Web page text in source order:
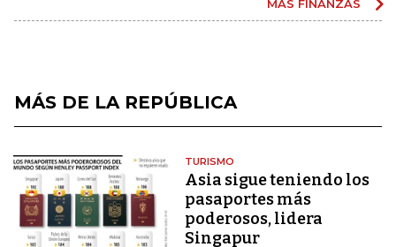
MÁS FINANZAS
MÁS DE LA REPÚBLICA
TURISMO
Asia sigue teniendo los
pasaportes más
poderosos, lidera
Singapur